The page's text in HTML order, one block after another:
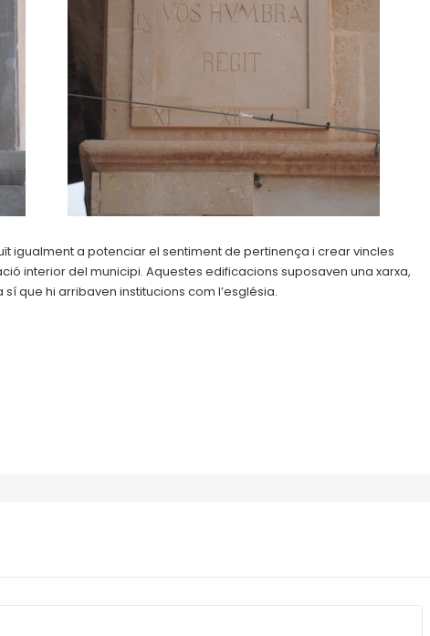
igualment a potenciar el sentiment de pertinença i crear vincles
interior del municipi. Aquestes edificacions suposaven una xarxa,
que hi arribaven institucions com l’església.